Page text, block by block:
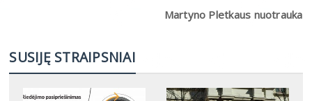
Martyno Pletkaus nuotrauka
SUSIJĘ STRAIPSNIAI